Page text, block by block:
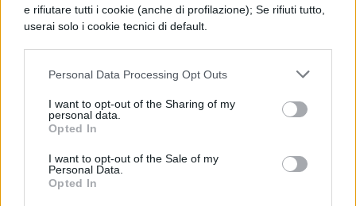
e rifiutare tutti i cookie (anche di profilazione); Se rifiuti tutto,
userai solo i cookie tecnici di default.
Personal Data Processing Opt Outs
I want to opt-out of the Sharing of my
personal data.
Opted In
I want to opt-out of the Sale of my
Personal Data.
Opted In
L’estate 2026 conferma il prestigio delle
internazionale della musica live con Sting,
poster ufficiale attraverso le grafiche
storiche di Dario Fo.